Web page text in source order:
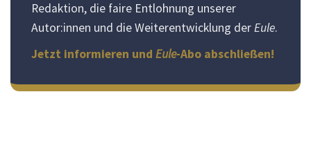
Redaktion, die faire Entlohnung unserer
Autor:innen und die Weiterentwicklung derEule.
Jetzt informieren und Eule-Abo abschließen!